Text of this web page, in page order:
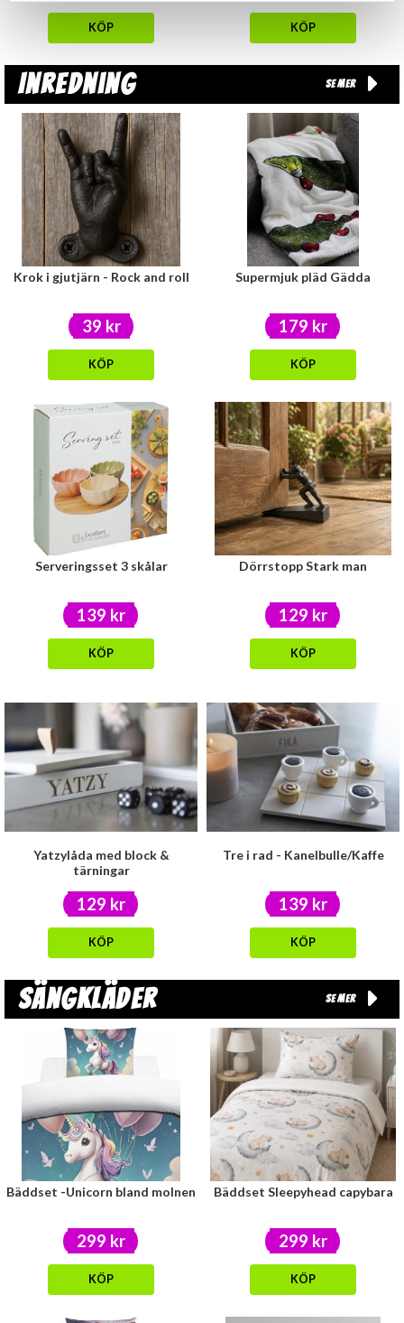
KÖP KÖP
Inredning Se mer
Krok i gjutjärn - Rock and roll
39 kr
KÖP
Supermjuk pläd Gädda
179 kr
KÖP
Serveringsset 3 skålar
139 kr
KÖP
Dörrstopp Stark man
129 kr
KÖP
Yatzylåda med block &
tärningar
129 kr
KÖP
Tre i rad - Kanelbulle/Kaffe
139 kr
KÖP
Sängkläder Se mer
Bäddset -Unicorn bland molnen
299 kr
KÖP
Bäddset Sleepyhead capybara
299 kr
KÖP